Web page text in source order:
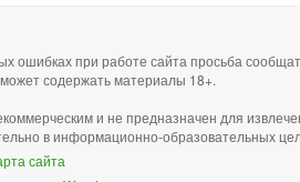
ошибках при работе сайта просьба
содержать материалы 18+.
и не предназначен для
в информационно-образовательных
сайта